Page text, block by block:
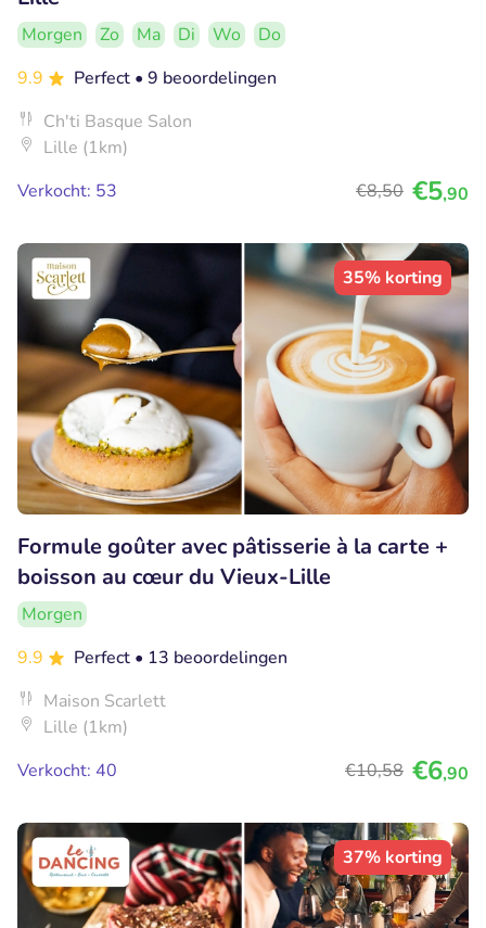
Morgen Zo Ma Di Wo
Do
9.9
Perfect • 9 beoordelingen
Ch'ti Basque Salon
Lille (1km)
Verkocht: 53
€8,50 €5,90
35% korting
Formule goûter avec pâtisserie à la carte +
boisson au cœur du Vieux-Lille
Morgen
9.9
Perfect • 13 beoordelingen
Maison Scarlett
Lille (1km)
Verkocht: 40
€10,58 €6,90
37% korting